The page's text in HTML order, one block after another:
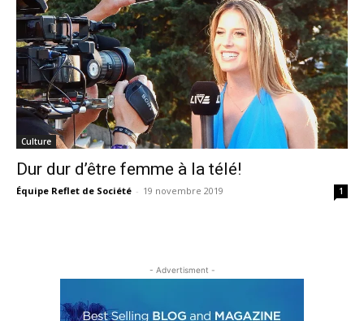
Culture
Dur dur d’être femme à la télé!
Équipe Reflet de Société - 19 novembre 2019 1
- Advertisment -